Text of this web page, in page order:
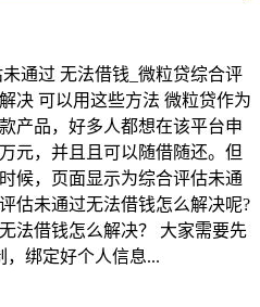
通过 无法借钱_微粒贷综合评
决 可以用这些方法 微粒贷作为
产品，好多人都想在该平台申
元，并且且可以随借随还。但
候，页面显示为综合评估未通
估未通过无法借钱怎么解决呢?
法借钱怎么解决？ 大家需要先
，绑定好个人信息...